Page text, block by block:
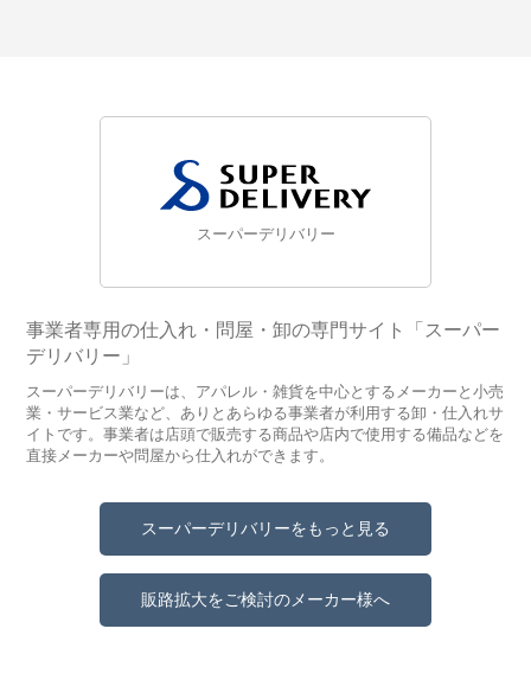
スーパーデリバリー
事業者専用の仕入れ・問屋・卸の専門サイト「スーパー
デリバリー」
スーパーデリバリーは、アパレル・雑貨を中心とするメーカーと小売
業・サービス業など、ありとあらゆる事業者が利用する卸・仕入れサ
イトです。事業者は店頭で販売する商品や店内で使用する備品などを
直接メーカーや問屋から仕入れができます。
スーパーデリバリーをもっと見る
販路拡大をご検討のメーカー様へ